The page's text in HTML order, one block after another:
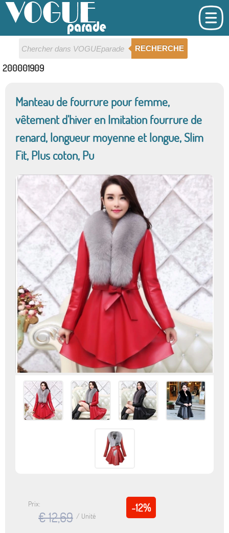
RECHERCHE
200001909
Manteau de fourrure pour femme,
vêtement d'hiver en Imitation fourrure de
renard, longueur moyenne et longue, Slim
Fit, Plus coton, Pu
-12%
Prix:
€ 12,69 / Unité